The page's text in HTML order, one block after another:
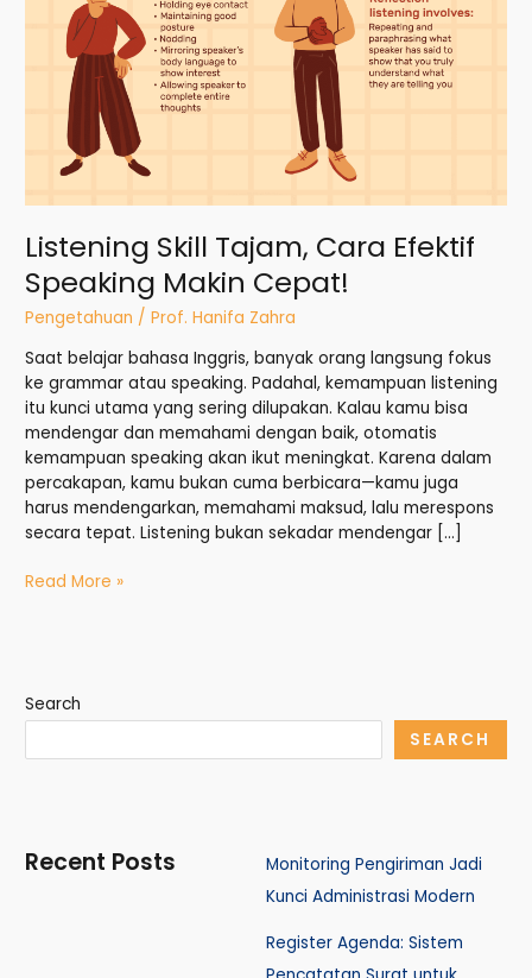
Listening Skill Tajam, Cara Efektif
Speaking Makin Cepat!
Pengetahuan /Prof. Hanifa Zahra
Saat belajar bahasa Inggris, banyak orang langsung fokus
ke grammar atau speaking. Padahal, kemampuan listening
itu kunci utama yang sering dilupakan. Kalau kamu bisa
mendengar dan memahami dengan baik, otomatis
kemampuan speaking akan ikut meningkat. Karena dalam
percakapan, kamu bukan cuma berbicara—kamu juga
harus mendengarkan, memahami maksud, lalu merespons
secara tepat. Listening bukan sekadar mendengar […]
Speaking
Makin
Cepat!
Read More »
Search
SEARCH
Recent Posts
Monitoring Pengiriman Jadi
Kunci Administrasi Modern
Register Agenda: Sistem